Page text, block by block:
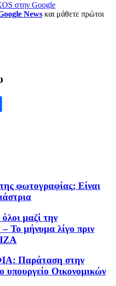
στην Google
News και μάθετε πρώτοι
φωτογραφίας; Είναι
μαζί την
Το μήνυμα λίγο πριν
Παράταση στην
υπουργείο Οικονομικών